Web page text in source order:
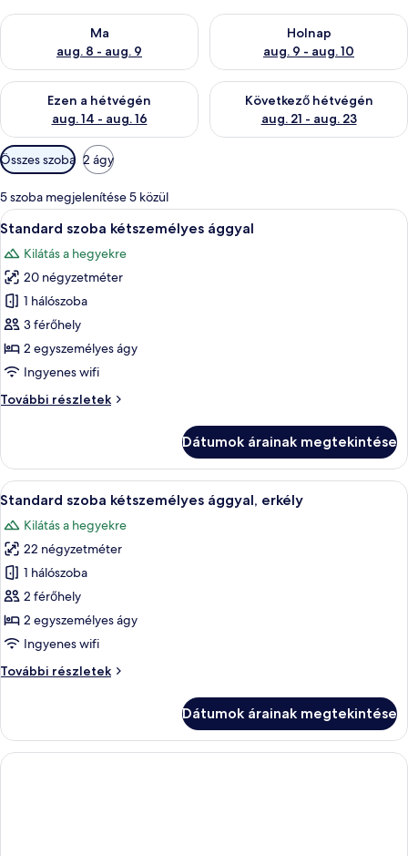
Ma
aug. 8 - aug. 9
A ma esti rendelkezésre állás ellenőrzése: aug. 8 - aug. 9
Holnap
aug. 9 - aug. 10
A holnapi rendelkezésre állás
Ezen a hétvégén
aug. 14 - aug. 16
A mostani hétvégi rendelkezésre állás ellenőrzése: aug. 14 -
Következő hétvégén
aug. 21 - aug. 23
A következő hétvégi
Szobákhoz
rendelkezésre
álló
szűrők
Összes szoba 2 ágy
5 szoba megjelenítése 5 közül
A
következő
szoba
összes
képének
megtekintése:
Standard
szoba
kétszemélyes
ággyal
Standard szoba kétszemélyes
13
Standard szoba kétszemélyes ággyal
Kilátás a hegyekre
20 négyzetméter
1 hálószoba
3 férőhely
2 egyszemélyes ágy
Ingyenes wifi
További részletek
Standard
további
részletei
Dátumok árainak megtekintése
A
következő
szoba
összes
képének
megtekintése:
Standard
szoba
kétszemélyes
ággyal,
Egy szállodai szoba, amelyben
9
Standard szoba kétszemélyes ággyal, erkély
Kilátás a hegyekre
22 négyzetméter
1 hálószoba
2 férőhely
2 egyszemélyes ágy
Ingyenes wifi
További részletek
Standard
erkély
további
részletei
Dátumok árainak megtekintése